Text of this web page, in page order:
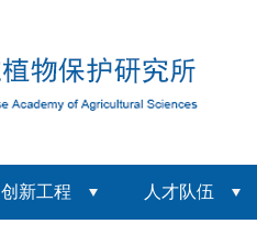
创新工程 人才队伍